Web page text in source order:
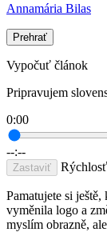
Annamária Bilas
Prehrať
Vypočuť článok
Pripravujem
0:00
--:--
Zastaviť Rýchlosť
Pamatujete si
vyměnila logo a
myslím obrazně,